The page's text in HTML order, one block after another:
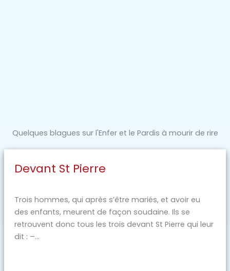
Quelques blagues sur l'Enfer et le Pardis à mourir de rire
Devant St Pierre
Trois hommes, qui après s’être mariés, et avoir eu
des enfants, meurent de façon soudaine. Ils se
retrouvent donc tous les trois devant St Pierre qui leur
dit : –...